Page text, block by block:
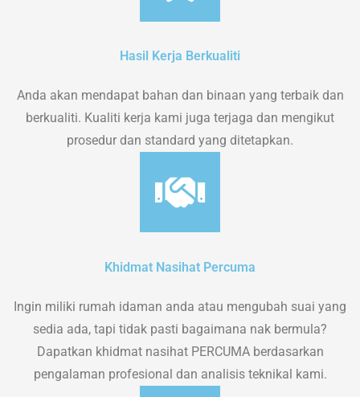
Hasil Kerja Berkualiti
Anda akan mendapat bahan dan binaan yang terbaik dan
berkualiti. Kualiti kerja kami juga terjaga dan mengikut
prosedur dan standard yang ditetapkan.
Khidmat Nasihat Percuma
Ingin miliki rumah idaman anda atau mengubah suai yang
sedia ada, tapi tidak pasti bagaimana nak bermula?
Dapatkan khidmat nasihat PERCUMA berdasarkan
pengalaman profesional dan analisis teknikal kami.